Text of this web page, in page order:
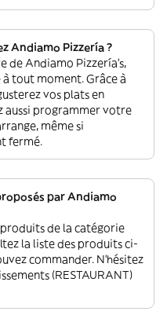
Andiamo Pizzería ?
de Andiamo Pizzería’s,
tout moment. Grâce à
vos plats en
aussi programmer votre
même si
fermé.
par Andiamo
de la catégorie
la liste des produits ci-
commander. N'hésitez
(RESTAURANT)